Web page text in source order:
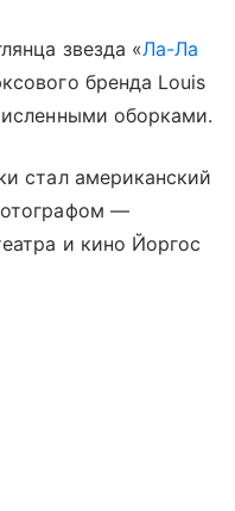
звезда «Ла-Ла
бренда Louis
оборками.
стал американский
—
и кино Йоргос